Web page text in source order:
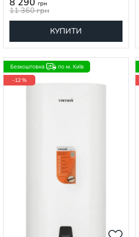
грн
11 360грн
КУПИТИ
-12 %